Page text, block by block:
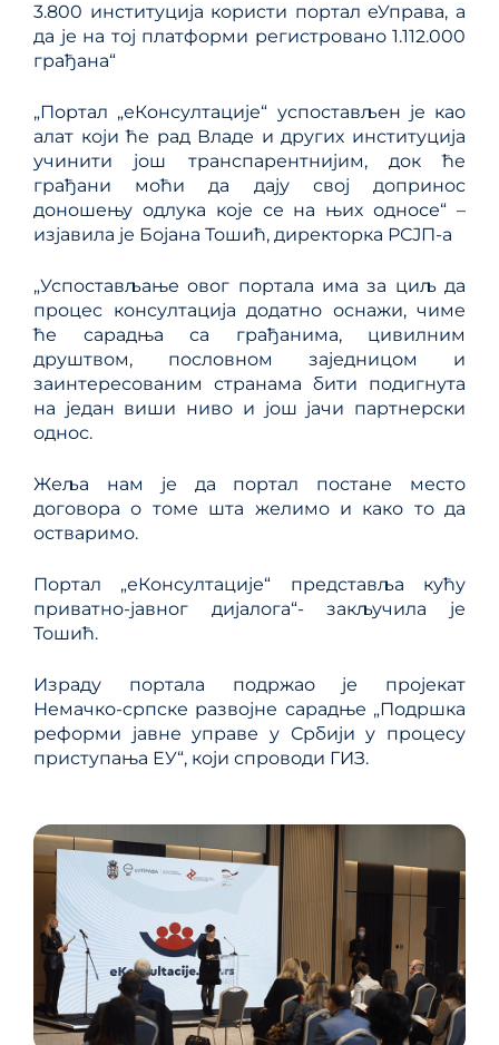
3.800 институција користи портал еУправа, а
да је на тој платформи регистровано 1.112.000
грађана“
„Портал „еКонсултације“ успостављен је као
алат који ће рад Владе и других институција
учинити још транспарентнијим, док ће
грађани моћи да дају свој допринос
доношењу одлука које се на њих односе“ –
изјавила је Бојана Тошић, директорка РСЈП-а
„Успостављање овог портала има за циљ да
процес консултација додатно оснажи, чиме
ће сарадња са грађанима, цивилним
друштвом, пословном заједницом и
заинтересованим странама бити подигнута
на један виши ниво и још јачи партнерски
однос.
Жеља нам је да портал постане место
договора о томе шта желимо и како то да
остваримо.
Портал „еКонсултације“ представља кућу
приватно-јавног дијалога“- закључила је
Тошић.
Израду портала подржао је пројекат
Немачко-српске развојне сарадње „Подршка
реформи јавне управе у Србији у процесу
приступања ЕУ“, који спроводи ГИЗ.